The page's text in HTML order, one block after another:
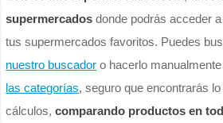
supermercados donde podrás acceder
tus supermercados favoritos. Puedes
nuestro buscador o hacerlo
las categorías, seguro que encontrarás
cálculos,comparando productos en